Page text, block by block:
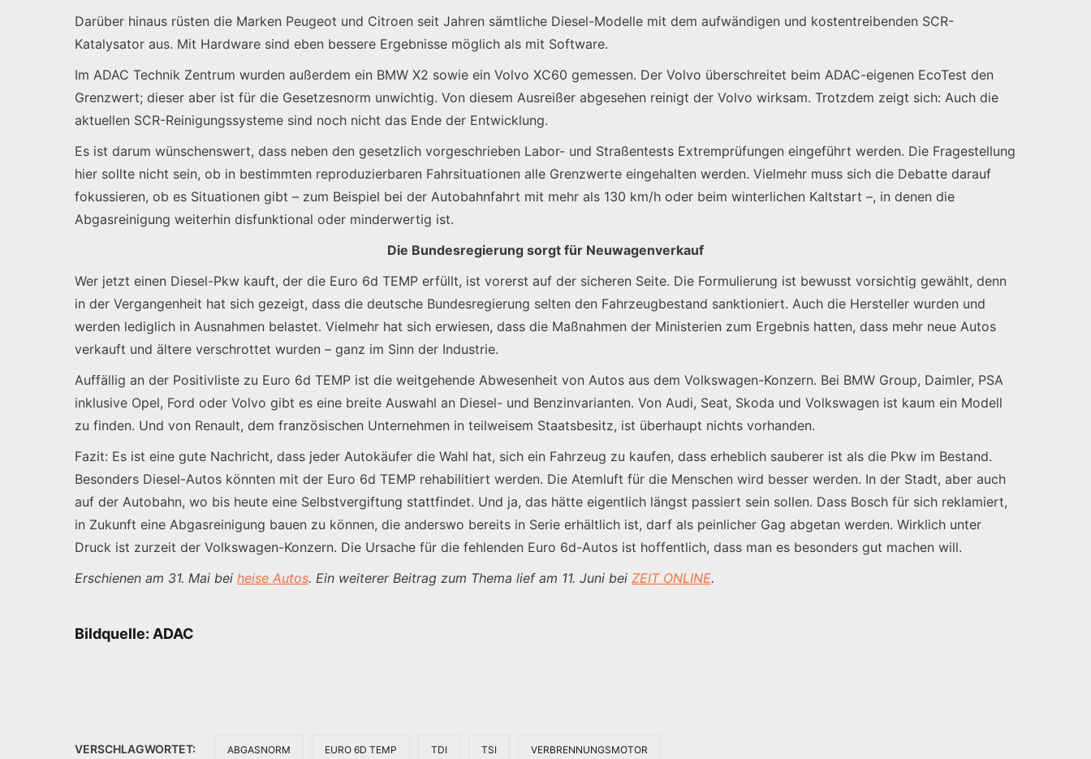
Darüber hinaus rüsten die Marken Peugeot und Citroen seit Jahren sämtliche Diesel-Modelle mit dem aufwändigen und kostentreibenden SCR-
Katalysator aus. Mit Hardware sind eben bessere Ergebnisse möglich als mit Software.
Im ADAC Technik Zentrum wurden außerdem ein BMW X2 sowie ein Volvo XC60 gemessen. Der Volvo überschreitet beim ADAC-eigenen EcoTest den
Grenzwert; dieser aber ist für die Gesetzesnorm unwichtig. Von diesem Ausreißer abgesehen reinigt der Volvo wirksam. Trotzdem zeigt sich: Auch die
aktuellen SCR-Reinigungssysteme sind noch nicht das Ende der Entwicklung.
Es ist darum wünschenswert, dass neben den gesetzlich vorgeschrieben Labor- und Straßentests Extremprüfungen eingeführt werden. Die Fragestellung
hier sollte nicht sein, ob in bestimmten reproduzierbaren Fahrsituationen alle Grenzwerte eingehalten werden. Vielmehr muss sich die Debatte darauf
fokussieren, ob es Situationen gibt – zum Beispiel bei der Autobahnfahrt mit mehr als 130 km/h oder beim winterlichen Kaltstart –, in denen die
Abgasreinigung weiterhin disfunktional oder minderwertig ist.
Die Bundesregierung sorgt für Neuwagenverkauf
Wer jetzt einen Diesel-Pkw kauft, der die Euro 6d TEMP erfüllt, ist vorerst auf der sicheren Seite. Die Formulierung ist bewusst vorsichtig gewählt, denn
in der Vergangenheit hat sich gezeigt, dass die deutsche Bundesregierung selten den Fahrzeugbestand sanktioniert. Auch die Hersteller wurden und
werden lediglich in Ausnahmen belastet. Vielmehr hat sich erwiesen, dass die Maßnahmen der Ministerien zum Ergebnis hatten, dass mehr neue Autos
verkauft und ältere verschrottet wurden – ganz im Sinn der Industrie.
Auffällig an der Positivliste zu Euro 6d TEMP ist die weitgehende Abwesenheit von Autos aus dem Volkswagen-Konzern. Bei BMW Group, Daimler, PSA
inklusive Opel, Ford oder Volvo gibt es eine breite Auswahl an Diesel- und Benzinvarianten. Von Audi, Seat, Skoda und Volkswagen ist kaum ein Modell
zu finden. Und von Renault, dem französischen Unternehmen in teilweisem Staatsbesitz, ist überhaupt nichts vorhanden.
Fazit: Es ist eine gute Nachricht, dass jeder Autokäufer die Wahl hat, sich ein Fahrzeug zu kaufen, dass erheblich sauberer ist als die Pkw im Bestand.
Besonders Diesel-Autos könnten mit der Euro 6d TEMP rehabilitiert werden. Die Atemluft für die Menschen wird besser werden. In der Stadt, aber auch
auf der Autobahn, wo bis heute eine Selbstvergiftung stattfindet. Und ja, das hätte eigentlich längst passiert sein sollen. Dass Bosch für sich reklamiert,
in Zukunft eine Abgasreinigung bauen zu können, die anderswo bereits in Serie erhältlich ist, darf als peinlicher Gag abgetan werden. Wirklich unter
Druck ist zurzeit der Volkswagen-Konzern. Die Ursache für die fehlenden Euro 6d-Autos ist hoffentlich, dass man es besonders gut machen will.
Erschienen am 31. Mai bei heise Autos. Ein weiterer Beitrag zum Thema lief am 11. Juni bei ZEIT ONLINE.
Bildquelle: ADAC
VERSCHLAGWORTET: ABGASNORM EURO 6D TEMP TDI TSI VERBRENNUNGSMOTOR